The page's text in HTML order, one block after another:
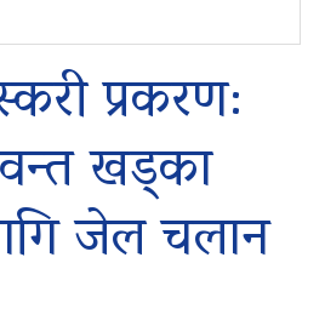
प्रकरण:
खड्का
जेल चलान